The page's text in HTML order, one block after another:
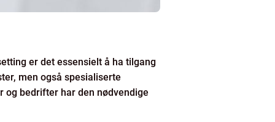
er det essensielt å ha tilgang
men også spesialiserte
og bedrifter har den nødvendige